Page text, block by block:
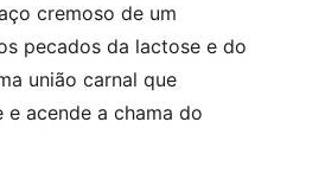
cremoso de um
pecados da lactose e do
união carnal que
e acende a chama do